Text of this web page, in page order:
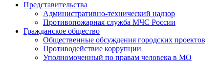
Представительства
Административно-технический надзор
Противопожарная служба МЧС России
Гражданское общество
Общественные обсуждения городских проектов
Противодействие коррупции
Уполномоченный по правам человека в МО